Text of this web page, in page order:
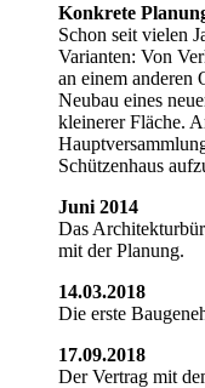
Konkrete
Schon seit vielen
Varianten: Von
an einem anderen
Neubau eines
kleinerer Fläche.
Schützenhaus
Juni 2014
Das
mit der Planung.
14.03.2018
Die erste
17.09.2018
Der Vertrag mit